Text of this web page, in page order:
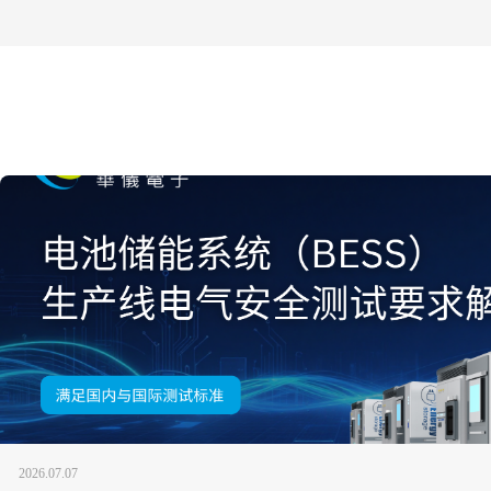
2026.07.07